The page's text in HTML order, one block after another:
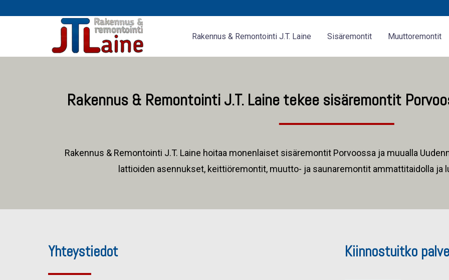
Rakennus & Remontointi J.T. Laine Sisäremontit Muuttoremontit
Rakennus & Remontointi J.T. Laine tekee sisäremontit
Rakennus & Remontointi J.T. Laine hoitaa monenlaiset sisäremontit Porvoossa ja muualla
lattioiden asennukset, keittiöremontit, muutto- ja saunaremontit ammattitaidolla ja
Yhteystiedot Kiinnostuitko